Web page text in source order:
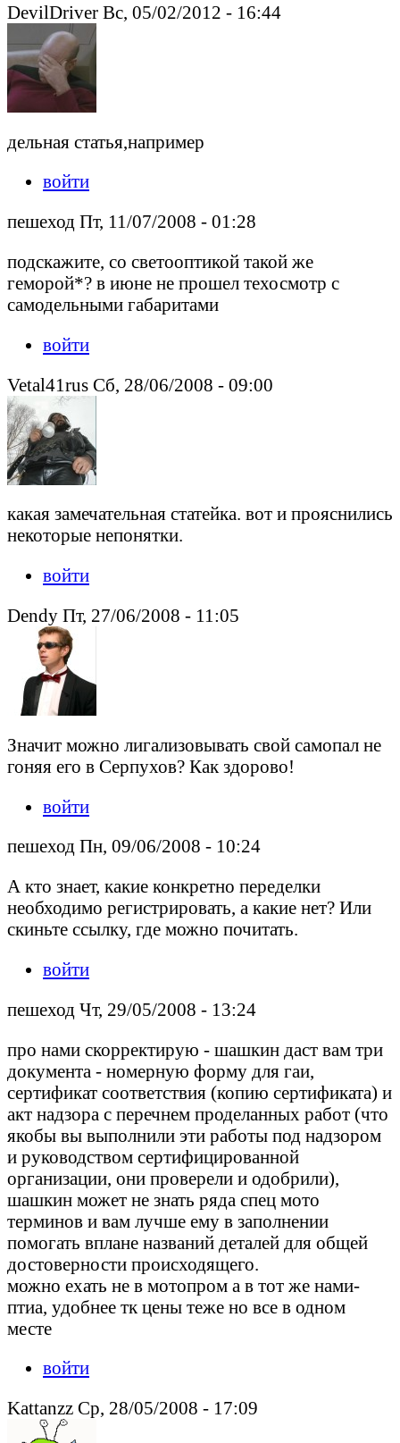
DevilDriver Вс, 05/02/2012 - 16:44
дельная статья,например
войти
пешеход Пт, 11/07/2008 - 01:28
подскажите, со светооптикой такой же
геморой*? в июне не прошел техосмотр с
самодельными габаритами
войти
Vetal41rus Сб, 28/06/2008 - 09:00
какая замечательная статейка. вот и прояснились
некоторые непонятки.
войти
Dendy Пт, 27/06/2008 - 11:05
Значит можно лигализовывать свой самопал не
гоняя его в Серпухов? Как здорово!
войти
пешеход Пн, 09/06/2008 - 10:24
А кто знает, какие конкретно переделки
необходимо регистрировать, а какие нет? Или
скиньте ссылку, где можно почитать.
войти
пешеход Чт, 29/05/2008 - 13:24
про нами скорректирую - шашкин даст вам три
документа - номерную форму для гаи,
сертификат соответствия (копию сертификата) и
акт надзора с перечнем проделанных работ (что
якобы вы выполнили эти работы под надзором
и руководством сертифицированной
организации, они проверели и одобрили),
шашкин может не знать ряда спец мото
терминов и вам лучше ему в заполнении
помогать вплане названий деталей для общей
достоверности происходящего.
можно ехать не в мотопром а в тот же нами-
птиа, удобнее тк цены теже но все в одном
месте
войти
Kattanzz Ср, 28/05/2008 - 17:09